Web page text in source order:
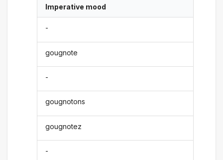
Imperative mood
-
gougnote
-
gougnotons
gougnotez
-